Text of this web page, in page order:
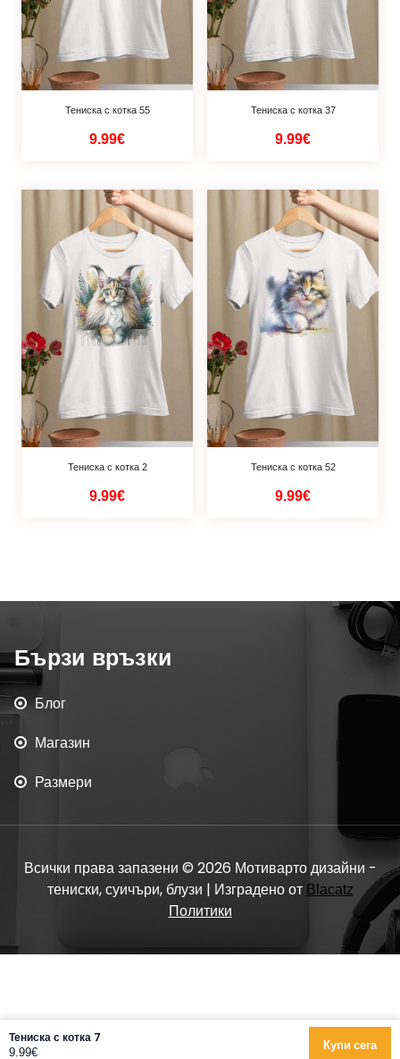
Тениска с котка 55
9.99€
Тениска с котка 37
9.99€
Тениска с котка 2
9.99€
Тениска с котка 52
9.99€
Бързи връзки
Блог
Магазин
Размери
Всички права запазени © 2026 Мотиварто дизайни -
тениски, суичъри, блузи | Изградено от Blacatz
Политики
Тениска с котка 7
9.99€ Купи сега